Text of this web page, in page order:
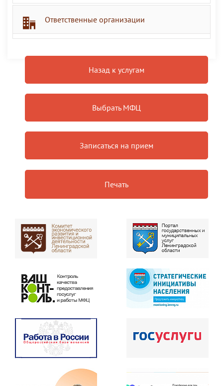
Ответственные организации
Назад к услугам
Выбрать МФЦ
Записаться на прием
Печать